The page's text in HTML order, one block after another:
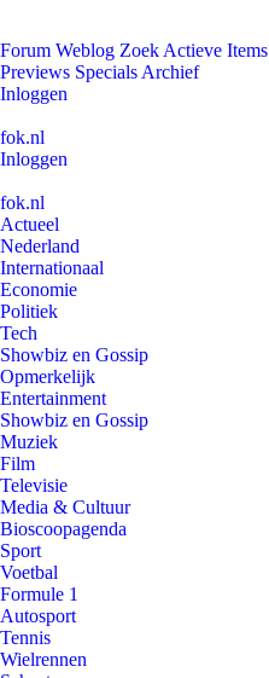
Forum Weblog Zoek Actieve Items
Previews Specials Archief
Inloggen
fok.nl
Inloggen
fok.nl
Actueel
Nederland
Internationaal
Economie
Politiek
Tech
Showbiz en Gossip
Opmerkelijk
Entertainment
Showbiz en Gossip
Muziek
Film
Televisie
Media & Cultuur
Bioscoopagenda
Sport
Voetbal
Formule 1
Autosport
Tennis
Wielrennen